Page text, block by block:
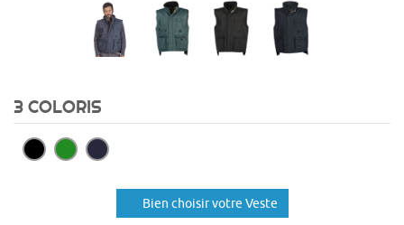
3 COLORIS
Bien choisir votre Veste